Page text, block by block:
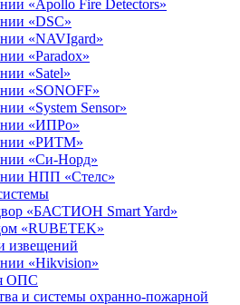
«Apollo Fire Detectors»
«DSC»
«NAVIgard»
«Paradox»
«Satel»
«SONOFF»
«System Sensor»
«ИПРо»
«РИТМ»
«Си-Норд»
НПП «Стелс»
«БАСТИОН Smart Yard»
«RUBETEK»
извещений
«Hikvision»
ОПС
и системы охранно-пожарной